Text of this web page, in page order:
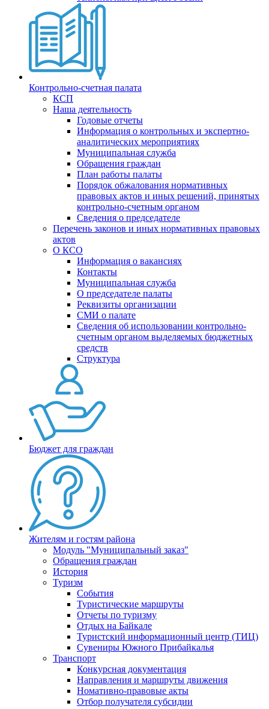
Контрольно-счетная палата
КСП
Наша деятельность
Годовые отчеты
Информация о контрольных и экспертно-
аналитических мероприятиях
Муниципальная служба
Обращения граждан
План работы палаты
Порядок обжалования нормативных
правовых актов и иных решений, принятых
контрольно-счетным органом
Сведения о председателе
Перечень законов и иных нормативных правовых
актов
О КСО
Информация о вакансиях
Контакты
Муниципальная служба
О председателе палаты
Реквизиты организации
СМИ о палате
Сведения об использовании контрольно-
счетным органом выделяемых бюджетных
средств
Структура
Бюджет для граждан
Жителям и гостям района
Модуль "Муниципальный заказ"
Обращения граждан
История
Туризм
События
Туристические маршруты
Отчеты по туризму
Отдых на Байкале
Туристский информационный центр (ТИЦ)
Сувениры Южного Прибайкалья
Транспорт
Конкурсная документация
Направления и маршруты движения
Номативно-правовые акты
Отбор получателя субсидии